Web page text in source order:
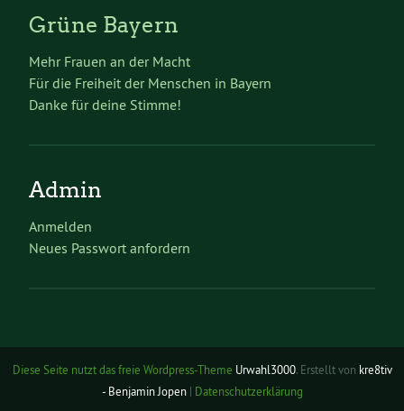
Grüne Bayern
Mehr Frauen an der Macht
Für die Freiheit der Menschen in Bayern
Danke für deine Stimme!
Admin
Anmelden
Neues Passwort anfordern
Diese Seite nutzt das freie Wordpress-Theme Urwahl3000. Erstellt von kre8tiv
- Benjamin Jopen| Datenschutzerklärung